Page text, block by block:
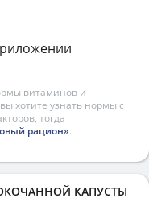
витаминов и
хотите узнать нормы с
тогда
рацион».
КАПУСТЫ